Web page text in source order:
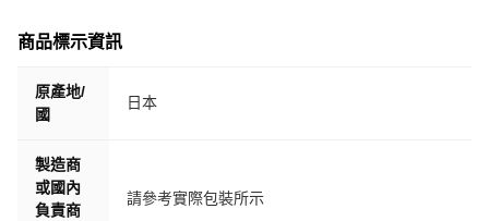
商品標示資訊
原產地/
國
日本
製造商
或國內
負責商
請參考實際包裝所示